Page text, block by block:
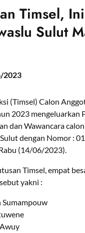
Timsel,
Sulut
2023
(Timsel) Calon
2023 mengeluarkan
dan Wawancara
dengan Nomor :
(14/06/2023).
Timsel, empat
yakni :
Sumampouw